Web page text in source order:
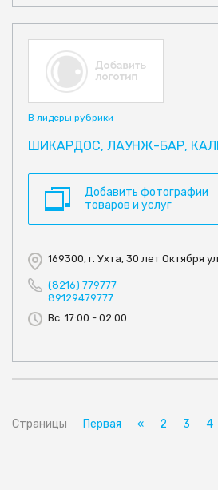
В лидеры рубрики
ШИКАРДОС, ЛАУНЖ-БАР,
Добавить фотографии
товаров и услуг
169300, г. Ухта, 30 лет Октября
(8216) 779777
89129479777
Вс: 17:00 - 02:00
Страницы Первая « 2 3 4